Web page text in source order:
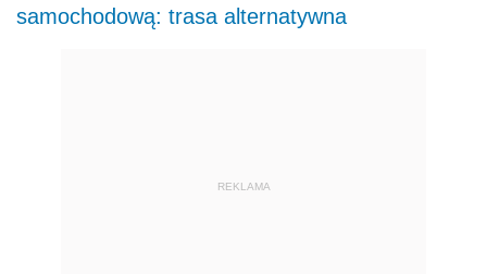
samochodową: trasa alternatywna
REKLAMA